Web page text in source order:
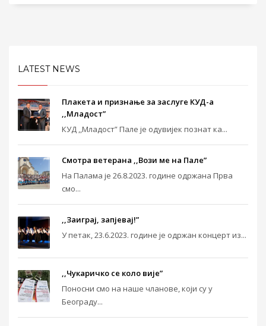
LATEST NEWS
Плакета и признање за заслуге КУД-а
,,Младост”
КУД ,,Младост” Пале је одувијек познат ка...
Смотра ветерана ,,Вози ме на Пале”
На Палама је 26.8.2023. године одржана Прва
смо...
,,Заиграј, запјевај!”
У петак, 23.6.2023. године је одржан концерт из...
,,Чукаричко се коло вије”
Поносни смо на наше чланове, који су у
Београду...